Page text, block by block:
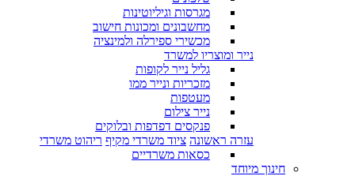
מגרסות וגיליוטינות
מחשבונים ומכונות חישוב
מכשירי ספירלה ולמינציה
נייר ומוצריו למשרד
גליל נייר לקופות
מזכריות ונייר ממו
מעטפות
נייר צילום
פנקסים דפדפות ובלוקים
עזרה ראשונה ציוד משרדי מקיף ריהוט משרדי
כסאות משרדיים
חינוך מיוחד